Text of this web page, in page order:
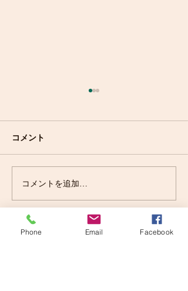
シェアハウス近くのお店
😊👍
コメント
コメントを追加…
ご質問等ありましたら以下でも受け付けて
Phone Email Facebook